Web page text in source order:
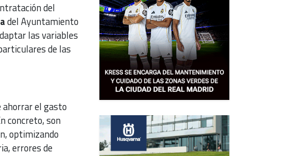
del
del Ayuntamiento
las variables
de las
ahorrar el gasto
concreto, son
optimizando
errores de